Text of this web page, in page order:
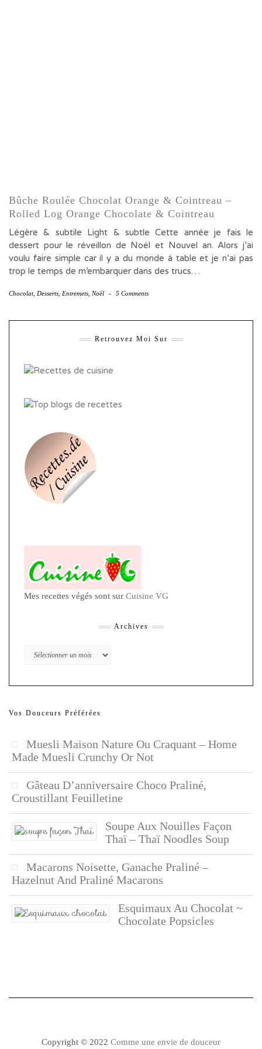
Bûche Roulée Chocolat Orange & Cointreau –
Rolled Log Orange Chocolate & Cointreau
Légère & subtile Light & subtle Cette année je fais le
dessert pour le réveillon de Noël et Nouvel an. Alors j’ai
voulu faire simple car il y a du monde à table et je n’ai pas
trop le temps de m’embarquer dans des trucs…
Chocolat, Desserts Entremets Noël - 5 Comments
Retrouvez Moi Sur
Mes recettes végés sont sur Cuisine VG
Archives
Archives
Vos Douceurs Préférées
Muesli Maison Nature Ou Craquant – Home
Made Muesli Crunchy Or Not
Gâteau D’anniversaire Choco Praliné,
Croustillant Feuilletine
Soupe Aux Nouilles Façon
Thaï – Thaï Noodles Soup
Macarons Noisette, Ganache Praliné –
Hazelnut And Praliné Macarons
Esquimaux Au Chocolat ~
Chocolate Popsicles
Copyright © 2022 Comme une envie de douceur